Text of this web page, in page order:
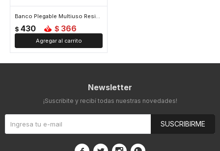
Banco Plegable Multiuso Resistente - Naranja
$ 430 $ 366
Newsletter
¡Suscribite y recibí todas nuestras novedades!
SUSCRIBIRME